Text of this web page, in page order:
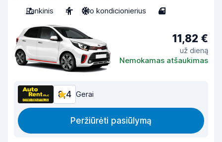
Rankinis
4 Oro kondicionierius 4
11,82 €
už dieną
Nemokamas atšaukimas
8,4 Gerai
Peržiūrėti pasiūlymą